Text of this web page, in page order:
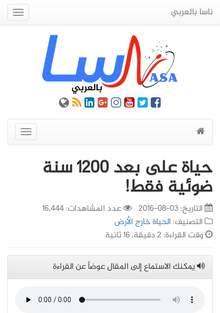
ناسا بالعربي
عرض
القائمة
حياة على بعد 1200 سنة
ضوئية فقط!
التاريخ:03-08-2016
عدد المشاهدات: 16,444
التصنيف: الحياة خارج الأرض
وقت القراءة: 2 دقيقة, 16 ثانية
يمكنك الاستماع إلى المقال عوضاً عن القراءة